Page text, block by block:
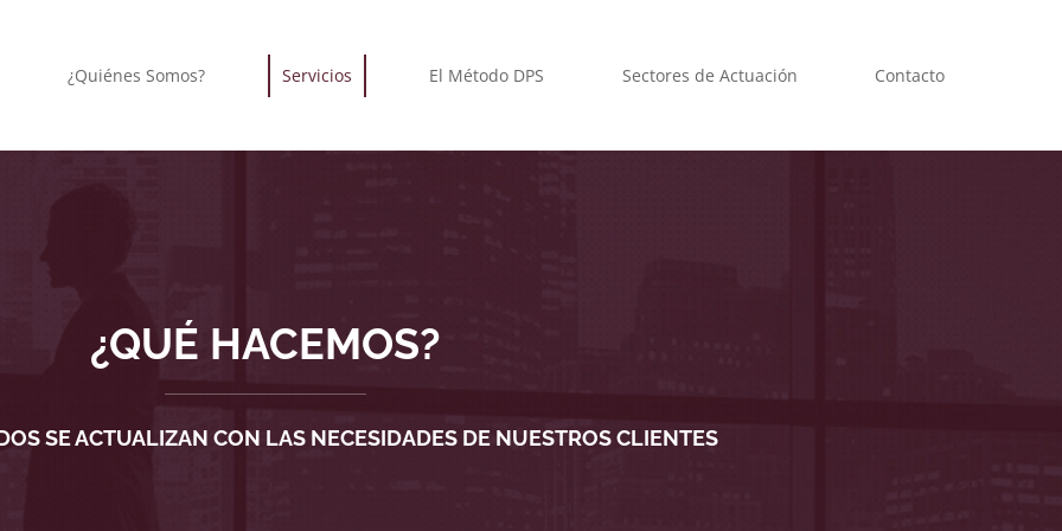
¿Quiénes Somos? Servicios El Método DPS Sectores de Actuación Contacto
¿QUÉ HACEMOS?
SE ACTUALIZAN CON LAS NECESIDADES DE NUESTROS CLIENTES